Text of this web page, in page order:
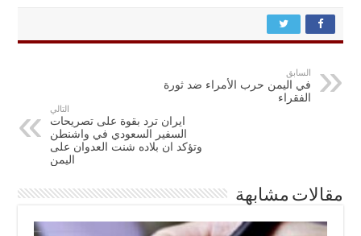
السابق
في اليمن حرب الأمراء ضد ثورة
الفقراء
التالي
ايران ترد بقوة على تصريحات
السفير السعودي في واشنطن
وتؤكد ان بلاده شنت العدوان على
اليمن
مقالات مشابهة